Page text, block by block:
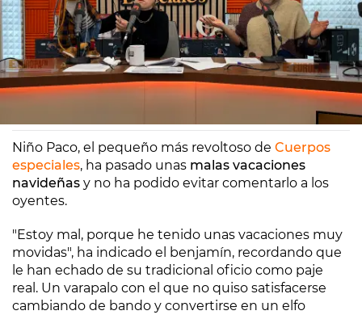
Europa FM
Niño Paco, el pequeño más revoltoso de Cuerpos
especiales, ha pasado unas malas vacaciones
navideñas y no ha podido evitar comentarlo a los
oyentes.
"Estoy mal, porque he tenido unas vacaciones muy
movidas", ha indicado el benjamín, recordando que
le han echado de su tradicional oficio como paje
real. Un varapalo con el que no quiso satisfacerse
cambiando de bando y convertirse en un elfo